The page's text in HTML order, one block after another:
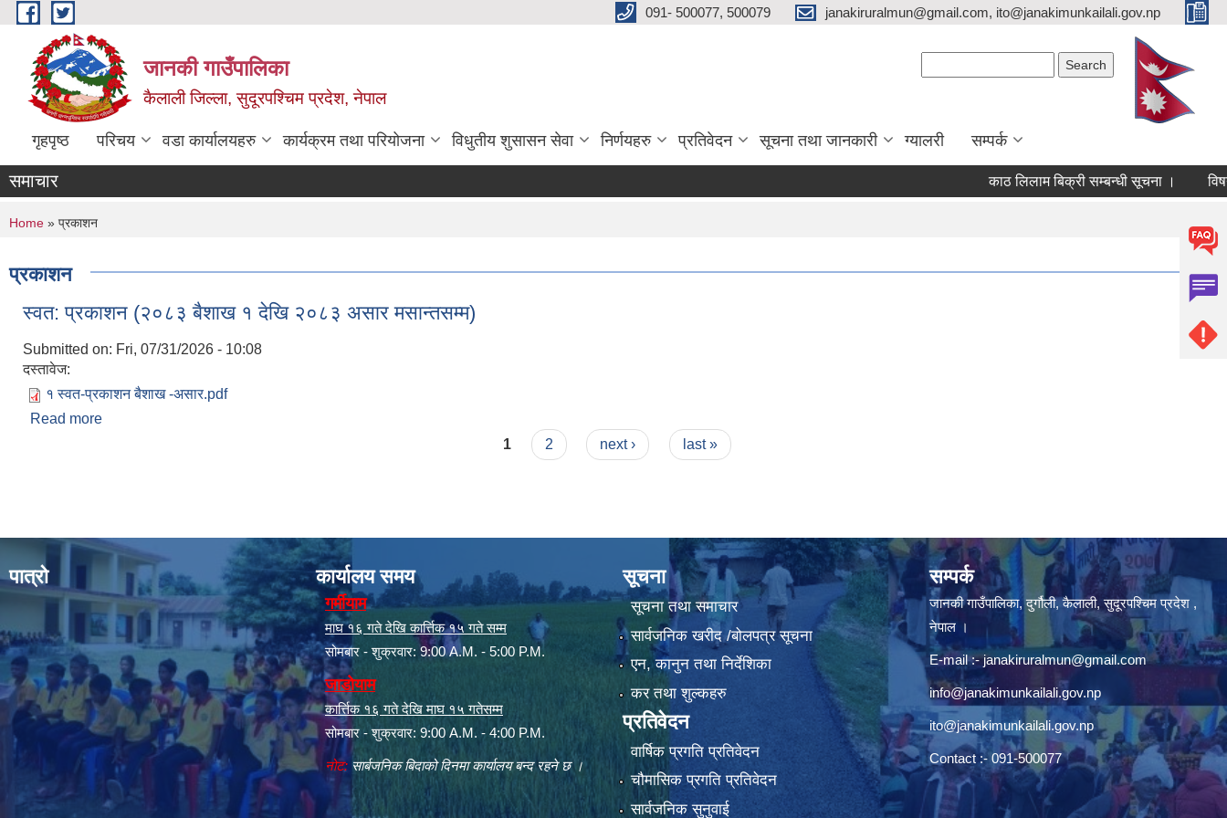
Skip to main content 091- 500077, 500079 janakiruralmun@gmail.com, ito@janakimunkailali.gov.np
जानकी गाउँपालिका
कैलाली जिल्ला, सुदूरपश्चिम प्रदेश, नेपाल
गृहपृष्ठ परिचय वडा कार्यालयहरु कार्यक्रम तथा परियोजना विधुतीय शुसासन सेवा निर्णयहरु प्रतिवेदन सूचना तथा जानकारी ग्यालरी सम्पर्क
समाचार काठ लिलाम बिक्री सम्बन्धी सूचना ।
You are here
Home » प्रकाशन
प्रकाशन
स्वत: प्रकाशन (२०८३ बैशाख १ देखि २०८३ असार मसान्तसम्म)
Submitted on: Fri, 07/31/2026 - 10:08
दस्तावेज:
१ स्वत-प्रकाशन बैशाख -असार.pdf
Read more
1 2 next › last »
पात्रो कार्यालय समय
गर्मीयाम
माघ १६ गते देखि कार्त्तिक १५ गते सम्म
सोमबार - शुक्रवार: 9:00 A.M. - 5:00 P.M.
जाडोयाम
कार्त्तिक १६ गते देखि माघ १५ गतेसम्म
सोमबार - शुक्रवार: 9:00 A.M. - 4:00 P.M.
नोट: सार्बजनिक बिदाको दिनमा कार्यालय बन्द रहने छ ।
सूचना
सूचना तथा समाचार
सार्वजनिक खरीद /बोलपत्र सूचना
एन, कानुन तथा निर्देशिका
कर तथा शुल्कहरु
प्रतिवेदन
वार्षिक प्रगति प्रतिवेदन
चौमासिक प्रगति प्रतिवेदन
सार्वजनिक सुनुवाई
सम्पर्क
जानकी गाउँपालिका, दुर्गौली, कैलाली, सुदूरपश्चिम प्रदेश ,
नेपाल ।
E-mail :-janakiruralmun@gmail.com
info@janakimunkailali.gov.np
ito@janakimunkailali.gov.np
Contact :- 091-500077